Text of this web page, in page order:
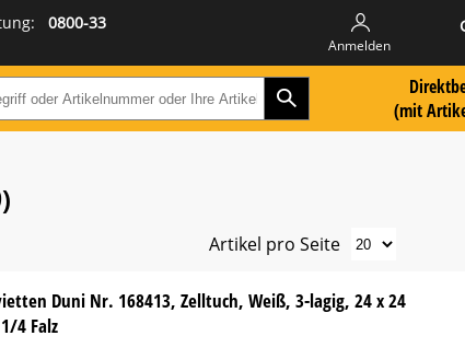
0800-33
Anmelden
Suchbegriff oder Artikelnummer hier eingeben:
Zur Suche Landingpage
(mit
Artikel pro Seite
Duni Nr. 168413, Zelltuch, Weiß, 3-lagig, 24 x 24
4 Falz